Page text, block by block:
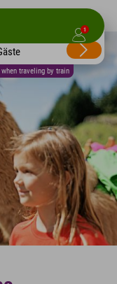
1
traveling by train